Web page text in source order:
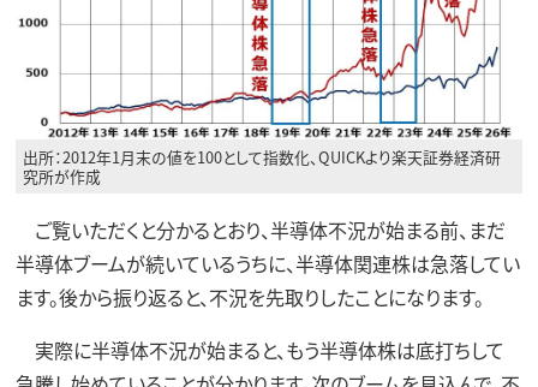
出所：2012年1月末の値を100として指数化、QUICKより楽天証券経済研
究所が作成
ご覧いただくと分かるとおり、半導体不況が始まる前、まだ
半導体ブームが続いているうちに、半導体関連株は急落してい
ます。後から振り返ると、不況を先取りしたことになります。
実際に半導体不況が始まると、もう半導体株は底打ちして